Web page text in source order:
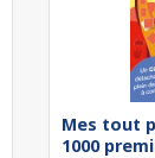
Mes tout
1000